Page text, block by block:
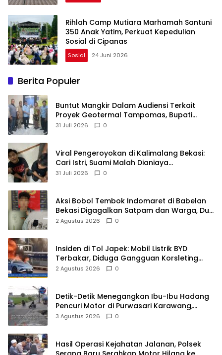
Rihlah Camp Mutiara Marhamah Santuni
350 Anak Yatim, Perkuat Kepedulian
Sosial di Cipanas
Sosial 24 Juni 2026
Berita Populer
Buntut Mangkir Dalam Audiensi Terkait
Proyek Geotermal Tampomas, Bupati
Sumedang Dilaporkan Ke Ombudsman dan
31 Juli 2026 0
Viral Pengeroyokan di Kalimalang Bekasi:
Cari Istri, Suami Malah Dianiaya
Sekelompok Pria
31 Juli 2026 0
Aksi Bobol Tembok Indomaret di Babelan
Bekasi Digagalkan Satpam dan Warga, Dua
Pelaku Diamankan
2 Agustus 2026 0
Insiden di Tol Japek: Mobil Listrik BYD
Terbakar, Diduga Gangguan Korsleting
Listrik
2 Agustus 2026 0
Detik-Detik Menegangkan Ibu-Ibu Hadang
Pencuri Motor di Purwasari Karawang,
Pelaku Lolos di Tengah Keramaian!
3 Agustus 2026 0
Hasil Operasi Kejahatan Jalanan, Polsek